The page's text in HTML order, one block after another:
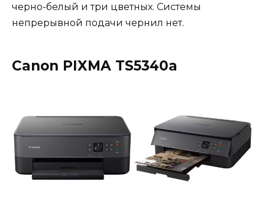
черно-белый и три цветных. Системы
непрерывной подачи чернил нет.
Canon PIXMA TS5340a